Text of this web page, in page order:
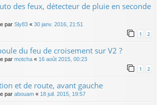
des feux, détecteur de pluie en seconde
par Sly83 « 30 janv. 2016, 21:51
1 2
du feu de croisement sur V2 ?
par motcha « 16 août 2015, 00:23
1 2
et de route, avant gauche
par abouam « 18 juil. 2015, 19:57